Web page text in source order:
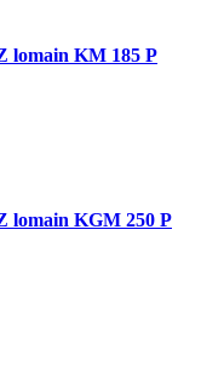
lomain KM 185 P
lomain KGM 250 P